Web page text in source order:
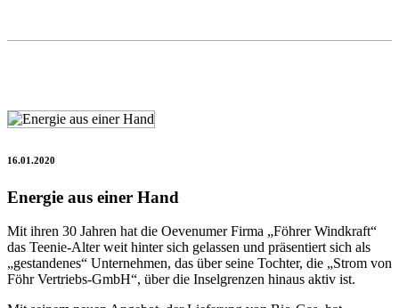
16.01.2020
Energie aus einer Hand
Mit ihren 30 Jahren hat die Oevenumer Firma „Föhrer Windkraft“
das Teenie-Alter weit hinter sich gelassen und präsentiert sich als
„gestandenes“ Unternehmen, das über seine Tochter, die „Strom von
Föhr Vertriebs-GmbH“, über die Inselgrenzen hinaus aktiv ist.